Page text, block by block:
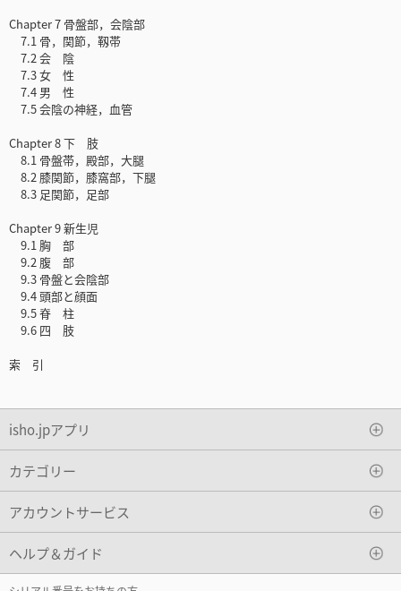
Chapter 7 骨盤部，会陰部
7.1 骨，関節，靱帯
7.2 会 陰
7.3 女 性
7.4 男 性
7.5 会陰の神経，血管
Chapter 8 下 肢
8.1 骨盤帯，殿部，大腿
8.2 膝関節，膝窩部，下腿
8.3 足関節，足部
Chapter 9 新生児
9.1 胸 部
9.2 腹 部
9.3 骨盤と会陰部
9.4 頭部と顔面
9.5 脊 柱
9.6 四 肢
索 引
isho.jpアプリ
カテゴリー
アカウントサービス
ヘルプ＆ガイド